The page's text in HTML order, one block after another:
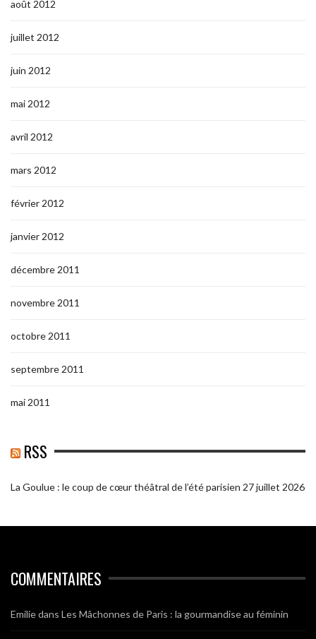
août 2012
juillet 2012
juin 2012
mai 2012
avril 2012
mars 2012
février 2012
janvier 2012
décembre 2011
novembre 2011
octobre 2011
septembre 2011
mai 2011
RSS
La Goulue : le coup de cœur théâtral de l’été parisien 27 juillet 2026
COMMENTAIRES
Emiliedans Les Mâchonnes de Paris : la gourmandise au féminin